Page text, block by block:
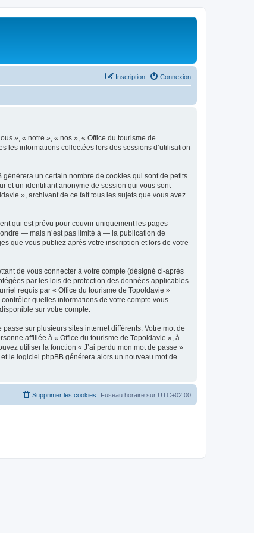
Connexion
Inscription
», « notre », « nos », « Office du tourisme de
les informations collectées lors des sessions d’utilisation
un certain nombre de cookies qui sont de petits
et un identifiant anonyme de session qui vous sont
», archivant de ce fait tous les sujets que vous avez
qui est prévu pour couvrir uniquement les pages
— mais n’est pas limité à — la publication de
que vous publiez après votre inscription et lors de votre
de vous connecter à votre compte (désigné ci-après
par les lois de protection des données applicables
requis par « Office du tourisme de Topoldavie »
quelles informations de votre compte vous
sur votre compte.
sur plusieurs sites internet différents. Votre mot de
affiliée à « Office du tourisme de Topoldavie », à
utiliser la fonction « J’ai perdu mon mot de passe »
le logiciel phpBB générera alors un nouveau mot de
Fuseau horaire sur UTC+02:00
Supprimer les cookies